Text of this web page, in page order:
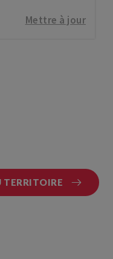
Mettre à jour
TERRITOIRE